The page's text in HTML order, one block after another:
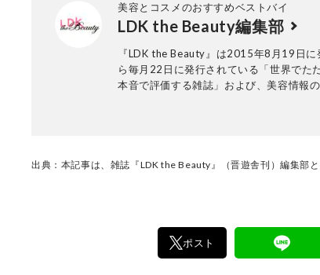
美容とコスメのおすすめベストバイ
LDK the Beauty編集部
『LDK the Beauty』は2015年8月19日に
ら毎月22日に発行されている「世界でた
本音で評価する雑誌」および、美容情報
『LDK』と同様、メーカーに忖度する事
出典：本記事は、雑誌『LDK the Beauty』（晋遊舎刊）編集部
ポスト